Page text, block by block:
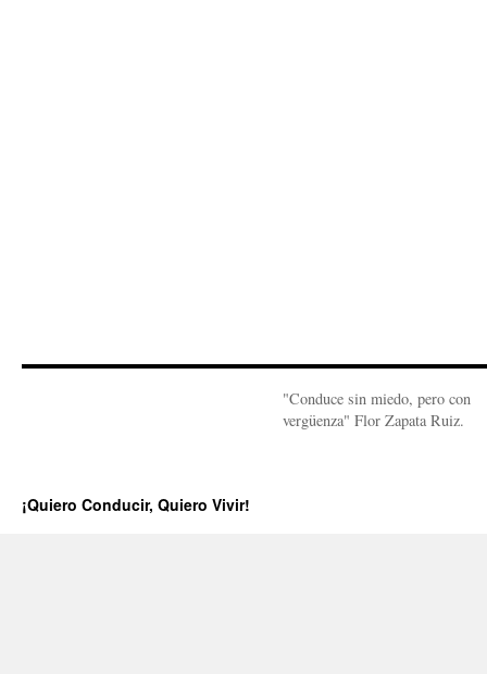
"Conduce sin miedo, pero con
vergüenza" Flor Zapata Ruiz.
¡Quiero Conducir, Quiero Vivir!